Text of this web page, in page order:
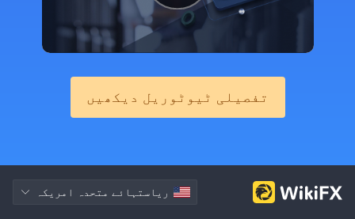
تفصیلی ٹیوٹوریل دیکھیں
ریاستہائے متحدہ امریکہ